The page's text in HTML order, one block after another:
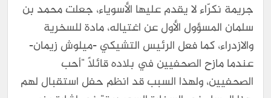
جريمة نكرّاء لا يقدم عليها الأسوياء، جعلت محمد بن
سلمان المسؤول الأول عن اغتياله، مادة للسخرية
والازدراء، كما فعل الرئيس التشيكي -ميلوش زيمان-
عندما مازح الصحفيين في بلاده قائلاً "أحب
الصحفيين، ولهذا السبب قد انظم حفل استقبال لهم